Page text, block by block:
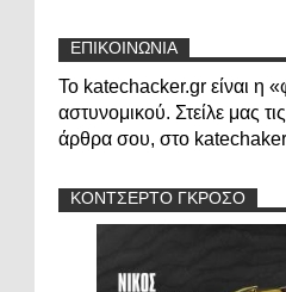
ΕΠΙΚΟΙΝΩΝΙΑ
Το katechacker.gr είναι η
αστυνομικού. Στείλε μας
άρθρα σου, στο
ΚΟΝΤΣΕΡΤΟ ΓΚΡΟΣΟ